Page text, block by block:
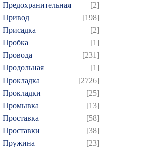
Предохранительная
[2]
Привод
[198]
Присадка
[2]
Пробка
[1]
Провода
[231]
Продольная
[1]
Прокладка
[2726]
Прокладки
[25]
Промывка
[13]
Проставка
[58]
Проставки
[38]
Пружина
[23]